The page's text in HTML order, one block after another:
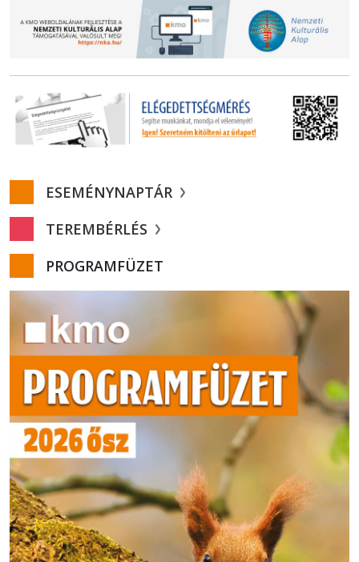
ESEMÉNYNAPTÁR
TEREMBÉRLÉS
PROGRAMFÜZET